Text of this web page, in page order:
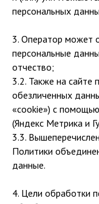
персональных
3. Оператор может
персональные
отчество;
3.2. Также на сайте
обезличенных
«cookie») с помощью
(Яндекс Метрика и
3.3.
Политики
данные.
4. Цели обработки